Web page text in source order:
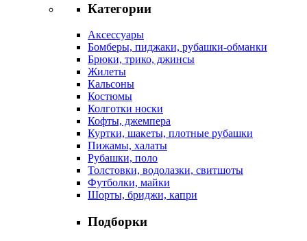
Категории
Аксессуары
Бомберы, пиджаки, рубашки-обманки
Брюки, трико, джинсы
Жилеты
Кальсоны
Костюмы
Колготки носки
Кофты, джемпера
Куртки, шакеты, плотные рубашки
Пижамы, халаты
Рубашки, поло
Толстовки, водолазки, свитшоты
Футболки, майки
Шорты, бриджи, капри
Подборки